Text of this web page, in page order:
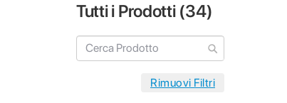
Tutti i Prodotti (34)